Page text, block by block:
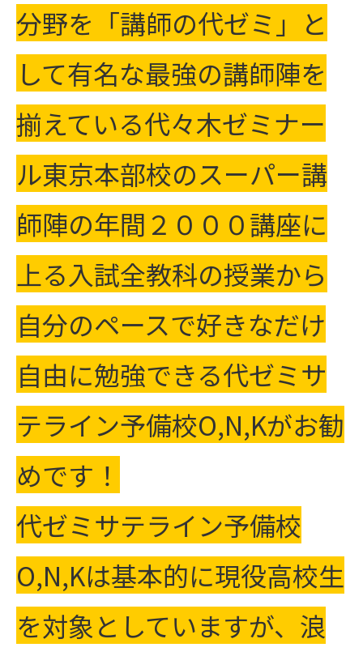
分野を「講師の代ゼミ」と
して有名な最強の講師陣を
揃えている代々木ゼミナー
ル東京本部校のスーパー講
師陣の年間２０００講座に
上る入試全教科の授業から
自分のペースで好きなだけ
自由に勉強できる代ゼミサ
テライン予備校O,N,Kがお勧
めです！
代ゼミサテライン予備校
O,N,Kは基本的に現役高校生
を対象としていますが、浪